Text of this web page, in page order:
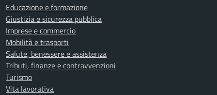
Educazione e formazione
Giustizia e sicurezza pubblica
Imprese e commercio
Mobilità e trasporti
Salute, benessere e assistenza
Tributi, finanze e contravvenzioni
Turismo
Vita lavorativa